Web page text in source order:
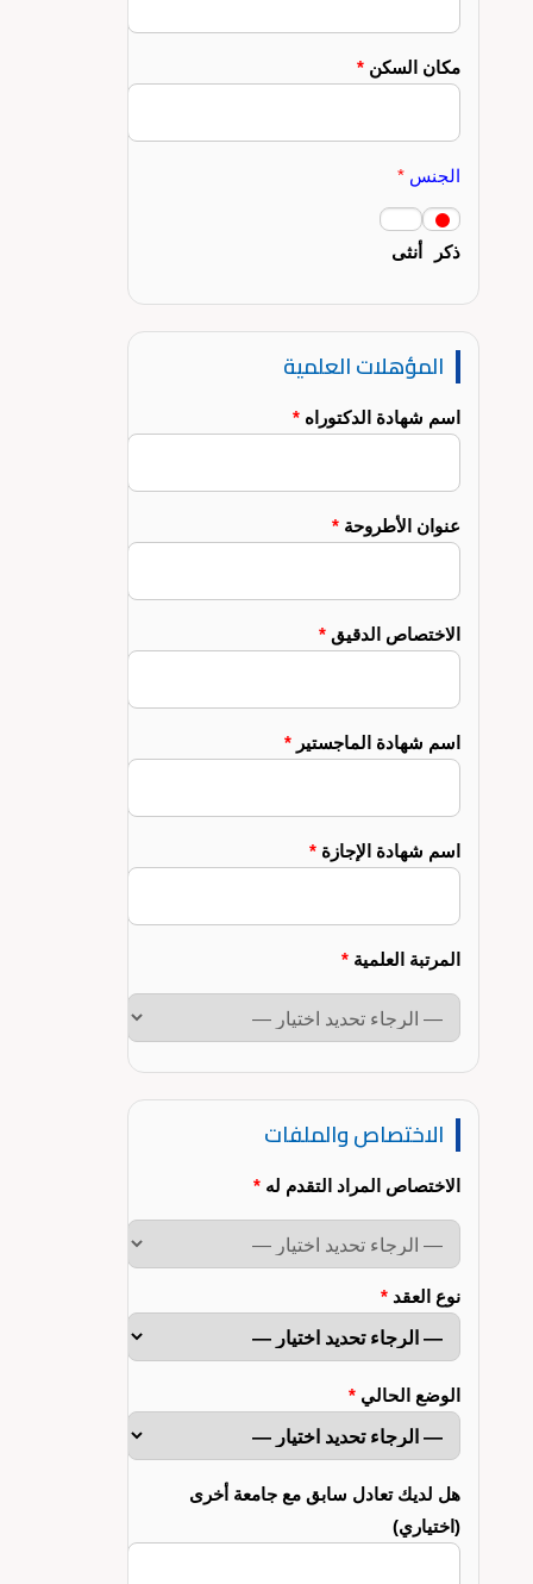
مكان السكن *
الجنس *
ذكر أنثى
المؤهلات العلمية
اسم شهادة الدكتوراه *
عنوان الأطروحة *
الاختصاص الدقيق *
اسم شهادة الماجستير *
اسم شهادة الإجازة *
المرتبة العلمية *
الاختصاص والملفات
الاختصاص المراد التقدم له *
نوع العقد *
الوضع الحالي *
هل لديك تعادل سابق مع جامعة أخرى
(اختياري)